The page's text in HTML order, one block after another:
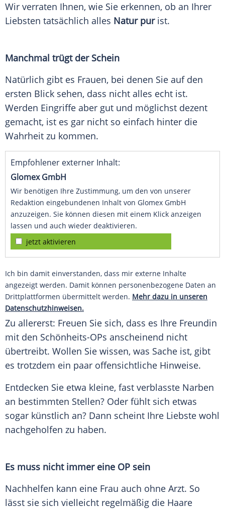
Wir verraten Ihnen, wie Sie erkennen, ob an Ihrer
Liebsten tatsächlich alles Natur pur ist.
Manchmal trügt der Schein
Natürlich gibt es Frauen, bei denen Sie auf den
ersten Blick sehen, dass nicht alles echt ist.
Werden Eingriffe aber gut und möglichst dezent
gemacht, ist es gar nicht so einfach hinter die
Wahrheit zu kommen.
Empfohlener externer Inhalt:
Glomex GmbH
Wir benötigen Ihre Zustimmung, um den von unserer
Redaktion eingebundenen Inhalt von Glomex GmbH
anzuzeigen. Sie können diesen mit einem Klick anzeigen
lassen und auch wieder deaktivieren.
jetzt aktivieren
Ich bin damit einverstanden, dass mir externe Inhalte
angezeigt werden. Damit können personenbezogene Daten an
Drittplattformen übermittelt werden. Mehr dazu in unseren
Datenschutzhinweisen.
Zu allererst: Freuen Sie sich, dass es Ihre Freundin
mit den Schönheits-OPs anscheinend nicht
übertreibt. Wollen Sie wissen, was Sache ist, gibt
es trotzdem ein paar offensichtliche Hinweise.
Entdecken Sie etwa kleine, fast verblasste Narben
an bestimmten Stellen? Oder fühlt sich etwas
sogar künstlich an? Dann scheint Ihre Liebste wohl
nachgeholfen zu haben.
Es muss nicht immer eine OP sein
Nachhelfen kann eine Frau auch ohne Arzt. So
lässt sie sich vielleicht regelmäßig die Haare